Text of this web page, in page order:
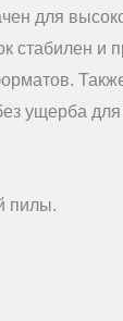
для
и
ущерба для
пилы.